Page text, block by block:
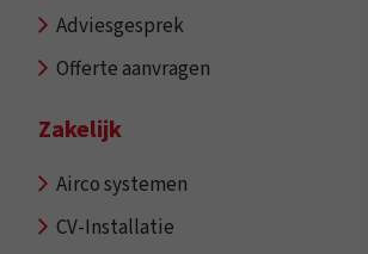
Adviesgesprek
Offerte aanvragen
Zakelijk
Airco systemen
CV-Installatie